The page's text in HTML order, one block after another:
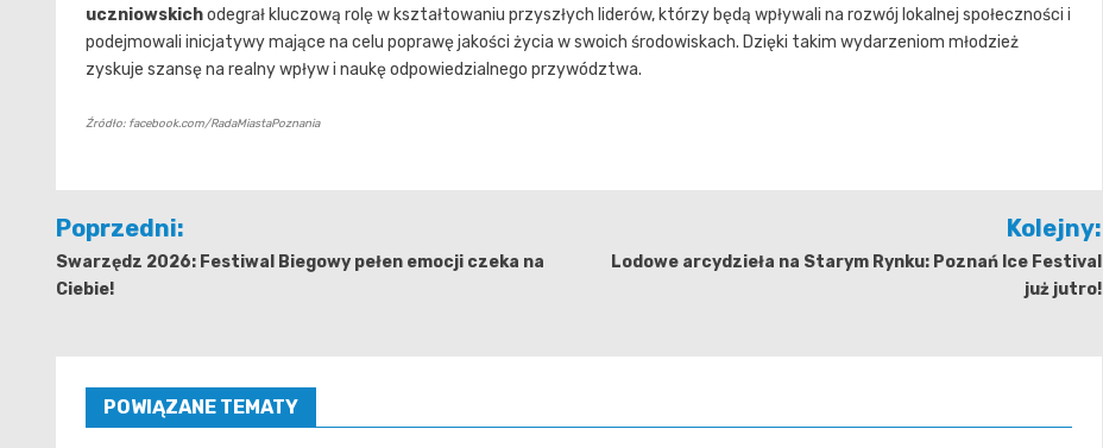
uczniowskichodegrał kluczową rolę w kształtowaniu przyszłych liderów, którzy będą wpływali na rozwój lokalnej społeczności i
podejmowali inicjatywy mające na celu poprawę jakości życia w swoich środowiskach. Dzięki takim wydarzeniom młodzież
zyskuje szansę na realny wpływ i naukę odpowiedzialnego przywództwa.
Źródło: facebook.com/RadaMiastaPoznania
Nawigacja
wpisu
Poprzedni:
Swarzędz 2026: Festiwal Biegowy pełen emocji czeka na
Ciebie!
Kolejny:
Lodowe arcydzieła na Starym Rynku: Poznań Ice Festival
już jutro!
POWIĄZANE TEMATY